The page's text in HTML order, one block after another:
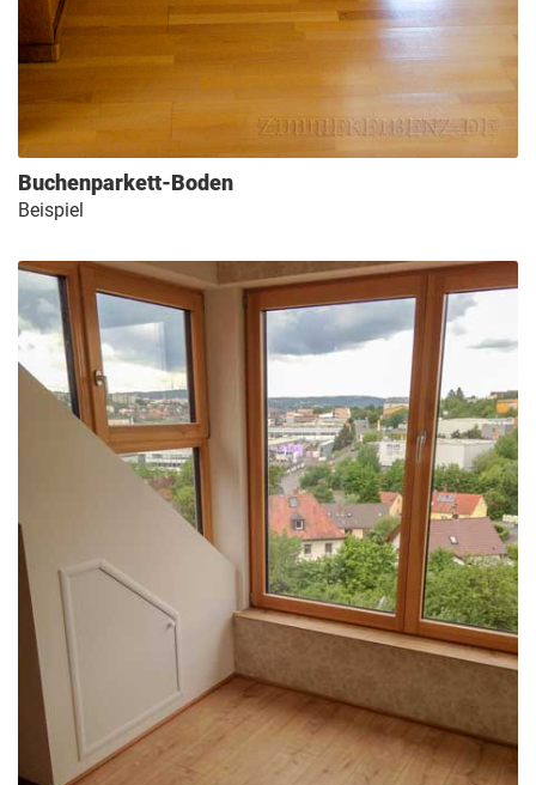
Buchenparkett-Boden
Beispiel